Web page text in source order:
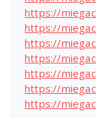
https://
https://
https://
https://
https://
https://
https://